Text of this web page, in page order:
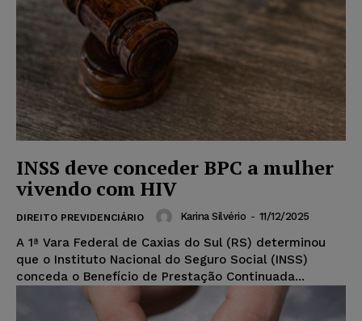
INSS deve conceder BPC a mulher
vivendo com HIV
DIREITO PREVIDENCIÁRIO Karina Silvério - 11/12/2025
A 1ª Vara Federal de Caxias do Sul (RS) determinou
que o Instituto Nacional do Seguro Social (INSS)
conceda o Benefício de Prestação Continuada...